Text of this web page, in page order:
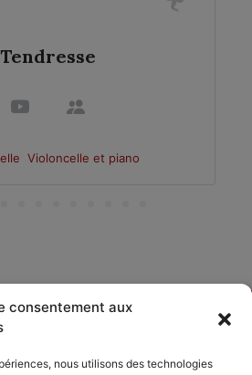
consentement aux
nous utilisons des technologies
Tendresse
Violoncelle et piano